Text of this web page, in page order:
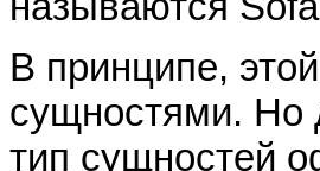
В принципе,
сущностями. Но
тип сущностей